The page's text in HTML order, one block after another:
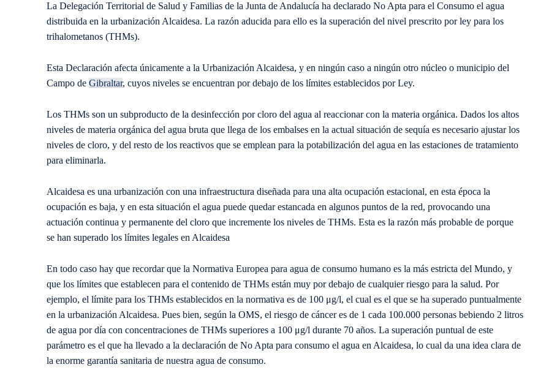
La Delegación Territorial de Salud y Familias de la Junta de Andalucía ha declarado No Apta para el Consumo el agua
distribuida en la urbanización Alcaidesa. La razón aducida para ello es la superación del nivel prescrito por ley para los
trihalometanos (THMs).
Esta Declaración afecta únicamente a la Urbanización Alcaidesa, y en ningún caso a ningún otro núcleo o municipio del
Campo de Gibraltar, cuyos niveles se encuentran por debajo de los límites establecidos por Ley.
Los THMs son un subproducto de la desinfección por cloro del agua al reaccionar con la materia orgánica. Dados los altos
niveles de materia orgánica del agua bruta que llega de los embalses en la actual situación de sequía es necesario ajustar los
niveles de cloro, y del resto de los reactivos que se emplean para la potabilización del agua en las estaciones de tratamiento
para eliminarla.
Alcaidesa es una urbanización con una infraestructura diseñada para una alta ocupación estacional, en esta época la
ocupación es baja, y en esta situación el agua puede quedar estancada en algunos puntos de la red, provocando una
actuación continua y permanente del cloro que incremente los niveles de THMs. Esta es la razón más probable de porque
se han superado los límites legales en Alcaidesa
En todo caso hay que recordar que la Normativa Europea para agua de consumo humano es la más estricta del Mundo, y
que los límites que establecen para el contenido de THMs están muy por debajo de cualquier riesgo para la salud. Por
ejemplo, el límite para los THMs establecidos en la normativa es de 100 μg/l, el cual es el que se ha superado puntualmente
en la urbanización Alcaidesa. Pues bien, según la OMS, el riesgo de cáncer es de 1 cada 100.000 personas bebiendo 2 litros
de agua por día con concentraciones de THMs superiores a 100 μg/l durante 70 años. La superación puntual de este
parámetro es el que ha llevado a la declaración de No Apta para consumo el agua en Alcaidesa, lo cual da una idea clara de
la enorme garantía sanitaria de nuestra agua de consumo.